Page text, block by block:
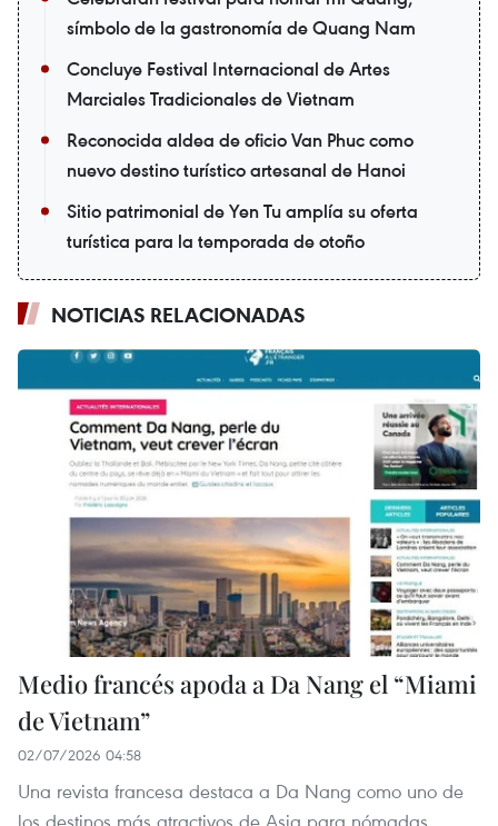
símbolo de la gastronomía de Quang Nam
Concluye Festival Internacional de Artes
Marciales Tradicionales de Vietnam
Reconocida aldea de oficio Van Phuc como
nuevo destino turístico artesanal de Hanoi
Sitio patrimonial de Yen Tu amplía su oferta
turística para la temporada de otoño
NOTICIAS RELACIONADAS
Medio francés apoda a Da Nang el “Miami
de Vietnam”
02/07/2026 04:58
Una revista francesa destaca a Da Nang como uno de